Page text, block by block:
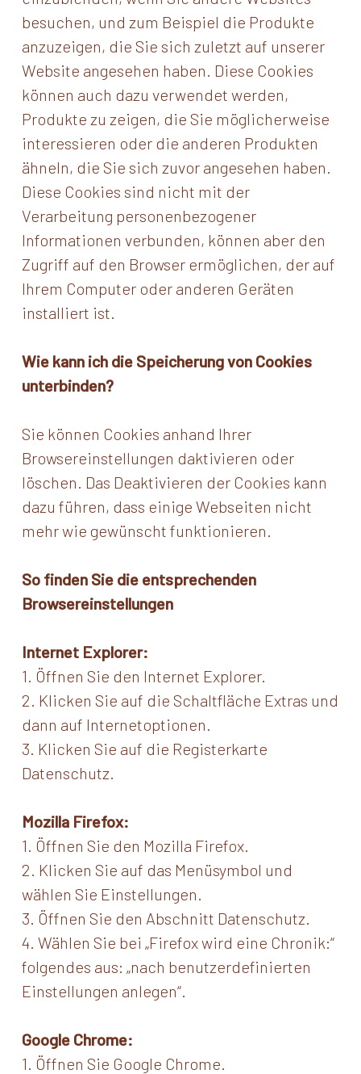
besuchen, und zum Beispiel die Produkte
anzuzeigen, die Sie sich zuletzt auf unserer
Website angesehen haben. Diese Cookies
können auch dazu verwendet werden,
Produkte zu zeigen, die Sie möglicherweise
interessieren oder die anderen Produkten
ähneln, die Sie sich zuvor angesehen haben.
Diese Cookies sind nicht mit der
Verarbeitung personenbezogener
Informationen verbunden, können aber den
Zugriff auf den Browser ermöglichen, der auf
Ihrem Computer oder anderen Geräten
installiert ist.
Wie kann ich die Speicherung von Cookies
unterbinden?
Sie können Cookies anhand Ihrer
Browsereinstellungen daktivieren oder
löschen. Das Deaktivieren der Cookies kann
dazu führen, dass einige Webseiten nicht
mehr wie gewünscht funktionieren.
So finden Sie die entsprechenden
Browsereinstellungen
Internet Explorer:
1. Öffnen Sie den Internet Explorer.
2. Klicken Sie auf die Schaltfläche Extras und
dann auf Internetoptionen.
3. Klicken Sie auf die Registerkarte
Datenschutz.
Mozilla Firefox:
1. Öffnen Sie den Mozilla Firefox.
2. Klicken Sie auf das Menüsymbol und
wählen Sie Einstellungen.
3. Öffnen Sie den Abschnitt Datenschutz.
4. Wählen Sie bei „Firefox wird eine Chronik:“
folgendes aus: „nach benutzerdefinierten
Einstellungen anlegen“.
Google Chrome:
1. Öffnen Sie Google Chrome.